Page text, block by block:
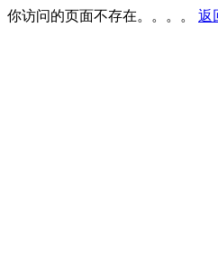
你访问的页面不存在。。。。 返